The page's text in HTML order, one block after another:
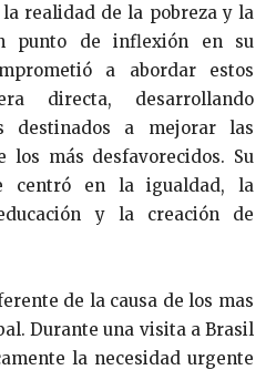
realidad de la pobreza y la
punto de inflexión en su
a abordar estos
directa, desarrollando
destinados a mejorar las
los más desfavorecidos. Su
centró en la igualdad, la
y la creación de
de la causa de los mas
Durante una visita a Brasil
la necesidad urgente